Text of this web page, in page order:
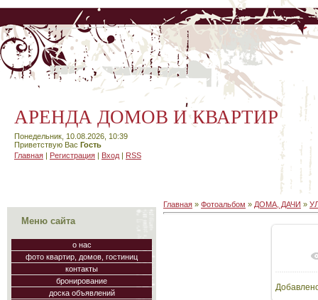
АРЕНДА ДОМОВ И КВАРТИР
Понедельник, 10.08.2026, 10:39
Приветствую Вас Гость
Главная | Регистрация | Вход | RSS
Меню сайта
о нас
фото квартир, домов, гостиниц
контакты
бронирование
доска объявлений
Главная » Фотоальбом » ДОМА, ДАЧИ »